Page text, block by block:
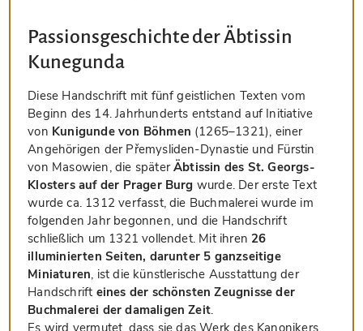
Passionsgeschichte der Äbtissin
Kunegunda
Diese Handschrift mit fünf geistlichen Texten vom
Beginn des 14. Jahrhunderts entstand auf Initiative
von Kunigunde von Böhmen (1265–1321), einer
Angehörigen der Přemysliden-Dynastie und Fürstin
von Masowien, die späterÄbtissin des St. Georgs-
Klosters auf der Prager Burg wurde. Der erste Text
wurde ca. 1312 verfasst, die Buchmalerei wurde im
folgenden Jahr begonnen, und die Handschrift
schließlich um 1321 vollendet. Mit ihren 26
illuminierten Seiten, darunter 5 ganzseitige
Miniaturen, ist die künstlerische Ausstattung der
Handschrift eines der schönsten Zeugnisse der
Buchmalerei der damaligen Zeit.
Es wird vermutet, dass sie das Werk des Kanonikers